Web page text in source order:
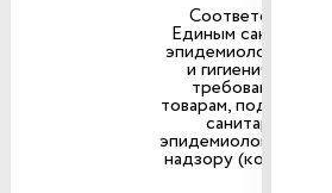
Соответствует
Единым санитарно-
эпидемиологическим
и гигиеническим
требованиям к
товарам, подлежащим
санитарно-
эпидемиологическому
надзору (контролю),